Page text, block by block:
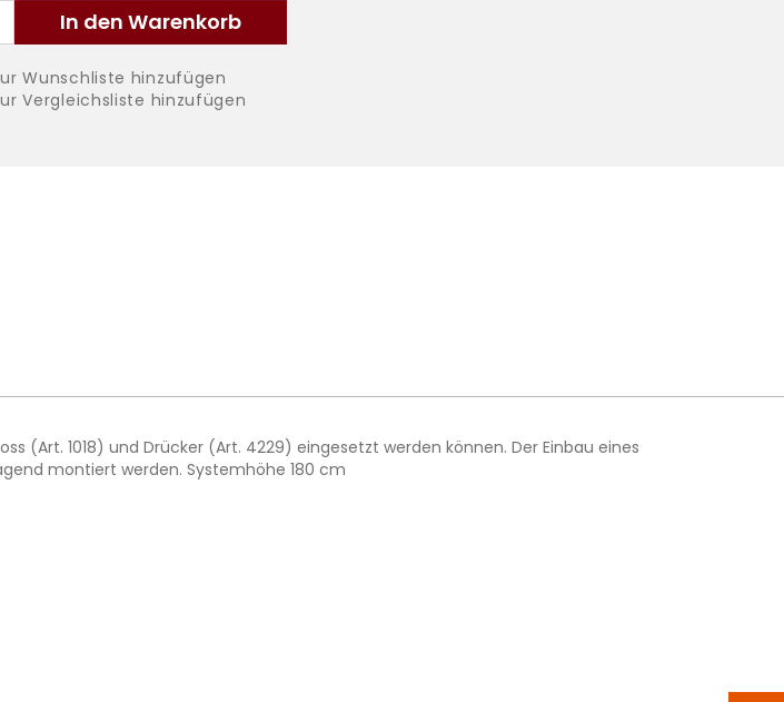
In den Warenkorb
Wunschliste hinzufügen
Vergleichsliste hinzufügen
(Art. 1018) und Drücker (Art. 4229) eingesetzt werden können. Der Einbau eines
montiert werden. Systemhöhe 180 cm